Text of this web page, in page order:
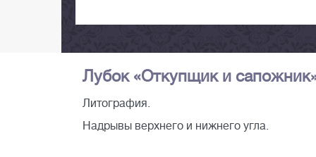
Лубок «Откупщик и
Литография.
Надрывы верхнего и нижнего угла.